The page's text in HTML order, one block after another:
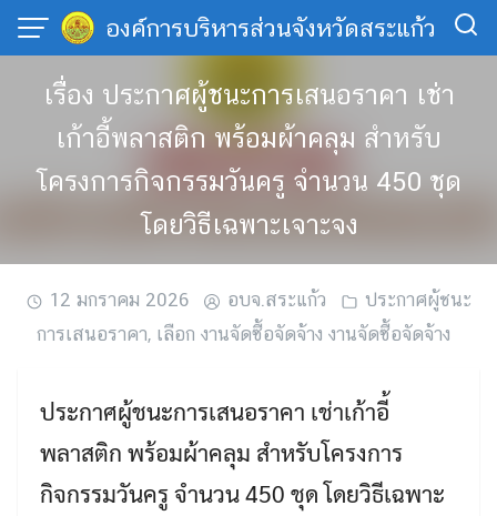
Skip
องค์การบริหารส่วนจังหวัดสระแก้ว
เรื่อง ประกาศผู้ชนะการเสนอราคา เช่า
เก้าอี้พลาสติก พร้อมผ้าคลุม สำหรับ
โครงการกิจกรรมวันครู จำนวน 450 ชุด
โดยวิธีเฉพาะเจาะจง
12 มกราคม 2026 อบจ.สระแก้ว
ประกาศผู้ชนะ
การเสนอราคา, เลือก งานจัดซื้อจัดจ้าง งานจัดซื้อจัดจ้าง
ประกาศผู้ชนะการเสนอราคา เช่าเก้าอี้
พลาสติก พร้อมผ้าคลุม สำหรับโครงการ
กิจกรรมวันครู จำนวน 450 ชุด โดยวิธีเฉพาะ